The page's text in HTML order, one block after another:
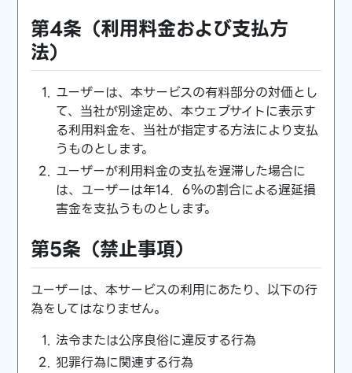
第4条（利用料金および支払方
法）
ユーザーは、本サービスの有料部分の対価とし
て、当社が別途定め、本ウェブサイトに表示す
る利用料金を、当社が指定する方法により支払
うものとします。
ユーザーが利用料金の支払を遅滞した場合に
は、ユーザーは年14．6％の割合による遅延損
害金を支払うものとします。
第5条（禁止事項）
ユーザーは、本サービスの利用にあたり、以下の行
為をしてはなりません。
法令または公序良俗に違反する行為
犯罪行為に関連する行為